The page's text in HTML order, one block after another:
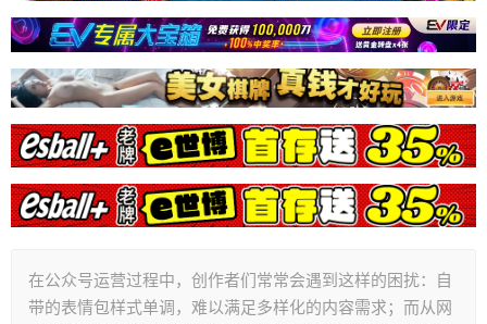
在公众号运营过程中，创作者们常常会遇到这样的困扰：自
带的表情包样式单调，难以满足多样化的内容需求；而从网